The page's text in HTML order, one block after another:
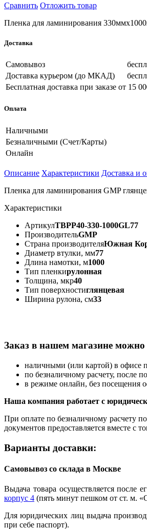
Сравнить Отложить товар
Пленка для ламинирования
Доставка
Самовывоз
Доставка курьером (до МКАД)
Бесплатная доставка при заказе от 15
Оплата
Наличными
Безналичными (Счет/Карты)
Онлайн
Описание Характеристики Доставка и
Пленка для ламинирования GMP
Характеристики
АртикулTBPP40-330-1000GL77
ПроизводительGMP
Страна производителяЮжная
Диаметр втулки, мм77
Длина намотки, м1000
Тип пленкирулонная
Толщина, мкр40
Тип поверхностиглянцевая
Ширина рулона, см33
Заказ в нашем магазине
наличными (или картой) в офисе
по безналичному расчету, после
в режиме онлайн, без посещения
Наша компания работает с
При оплате по безналичному расчету
документов предоставляется вместе с
Варианты доставки:
Самовывоз со склада в Москве
Выдача товара осуществляется после
корпус 4 (пять минут пешком от ст. м.
Для юридических лиц выдача
при себе паспорт).